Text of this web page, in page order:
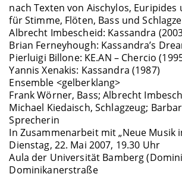
nach Texten von Aischylos, Euripides
für Stimme, Flöten, Bass und
Albrecht Imbescheid: Kassandra
Brian Ferneyhough: Kassandra’s
Pierluigi Billone: KE.AN – Chercio
Yannis Xenakis: Kassandra (1987)
Ensemble <gelberklang>
Frank Wörner, Bass; Albrecht
Michael Kiedaisch, Schlagzeug;
Sprecherin
In Zusammenarbeit mit „Neue Musik
Dienstag, 22. Mai 2007, 19.30 Uhr
Aula der Universität Bamberg
Dominikanerstraße